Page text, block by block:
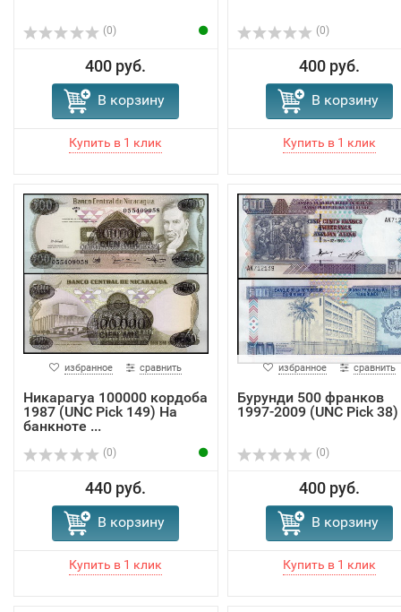
(0)
400 руб.
В корзину
(0)
400 руб.
В корзину
избранное сравнить
Никарагуа 100000 кордоба
1987 (UNC Pick 149) На
банкноте ...
(0)
440 руб.
В корзину
избранное сравнить
Бурунди 500 франков
1997-2009 (UNC Pick 38)
(0)
400 руб.
В корзину